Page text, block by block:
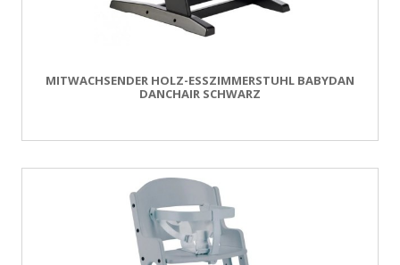
MITWACHSENDER HOLZ-ESSZIMMERSTUHL BABYDAN
DANCHAIR SCHWARZ